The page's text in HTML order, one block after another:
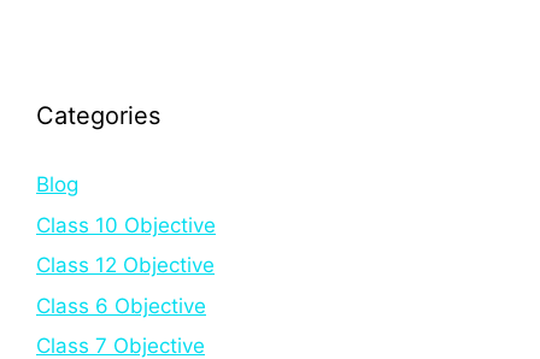
Categories
Blog
Class 10 Objective
Class 12 Objective
Class 6 Objective
Class 7 Objective